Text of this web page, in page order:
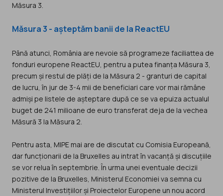
Măsura 3.
Măsura 3 - așteptăm banii de la ReactEU
Până atunci, România are nevoie să programeze faciliattea de
fonduri europene ReactEU, pentru a putea finanța Măsura 3,
precum și restul de plăți de la Măsura 2 - granturi de capital
de lucru, în jur de 3-4 mii de beneficiari care vor mai rămâne
admiși pe listele de așteptare după ce se va epuiza actualul
buget de 241 milioane de euro transferat deja de la vechea
Măsură 3 la Măsura 2.
Pentru asta, MIPE mai are de discutat cu Comisia Europeană,
dar funcționarii de la Bruxelles au intrat în vacanță și discuțiile
se vor relua în septembrie. În urma unei eventuale decizii
pozitive de la Bruxelles, Ministerul Economiei va semna cu
Ministerul Investițiilor și Proiectelor Europene un nou acord